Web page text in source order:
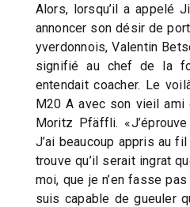
Alors, lorsqu’il a appelé
annoncer son désir de
yverdonnois, Valentin
signifié au chef de la
entendait coacher. Le
M20 A avec son vieil ami
Moritz Pfäffli.
J’ai beaucoup appris au
trouve qu’il serait ingrat
moi, que je n’en fasse
suis capable de gueuler